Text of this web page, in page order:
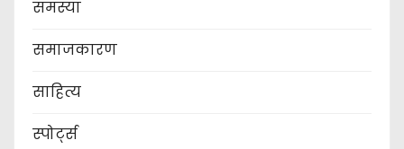
समस्या
समाजकारण
साहित्य
स्पोर्ट्स